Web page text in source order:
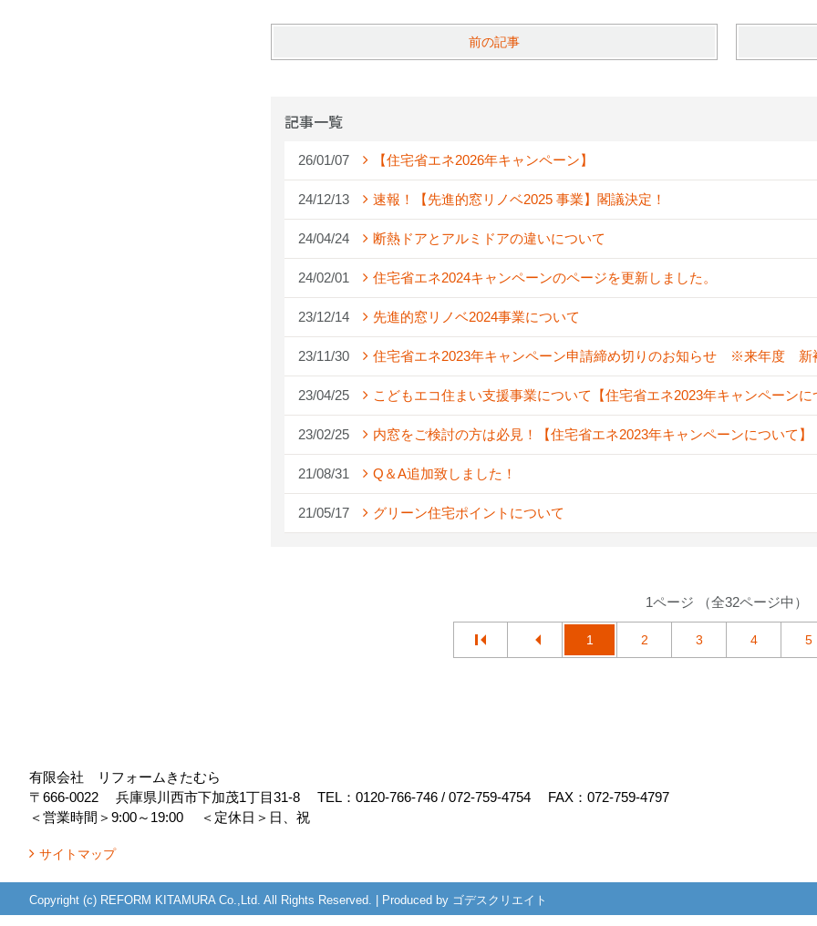
前の記事
記事一覧
26/01/07 【住宅省エネ2026年キャンペーン】
24/12/13 速報！【先進的窓リノベ2025 事業】閣議決定！
24/04/24 断熱ドアとアルミドアの違いについて
24/02/01 住宅省エネ2024キャンペーンのページを更新しました。
23/12/14 先進的窓リノベ2024事業について
23/11/30 住宅省エネ2023年キャンペーン申請締め切りのお知らせ ※来年度 新
23/04/25 こどもエコ住まい支援事業について【住宅省エネ2023年キャンペーンに
23/02/25 内窓をご検討の方は必見！【住宅省エネ2023年キャンペーンについて】
21/08/31 Q＆A追加致しました！
21/05/17 グリーン住宅ポイントについて
1ページ （全32ページ中）
1 2 3 4 5
有限会社 リフォームきたむら
〒666-0022
兵庫県川西市下加茂1丁目31-8 TEL： 0120-766-746 / 072-759-4754
FAX：072-759-4797
＜営業時間＞9:00～19:00
＜定休日＞日、祝
サイトマップ
Copyright (c) REFORM KITAMURA Co.,Ltd. All Rights Reserved. | Produced by ゴデスクリエイト